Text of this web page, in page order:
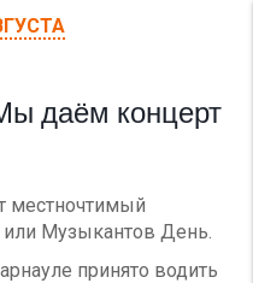
даём концерт
местночтимый
Музыкантов День.
принято водить